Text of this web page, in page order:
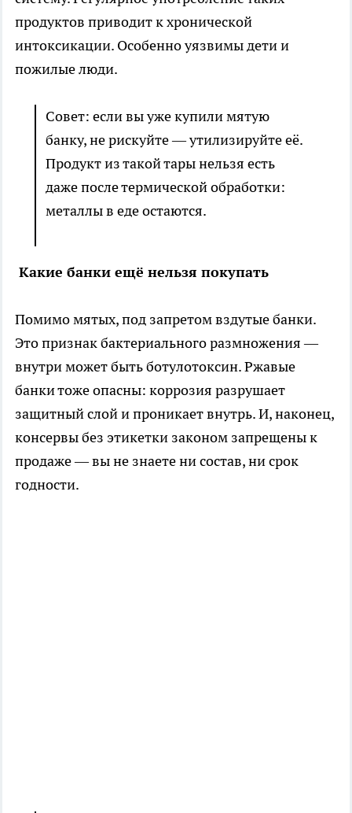
продуктов приводит к хронической
интоксикации. Особенно уязвимы дети и
пожилые люди.
Совет: если вы уже купили мятую
банку, не рискуйте — утилизируйте её.
Продукт из такой тары нельзя есть
даже после термической обработки:
металлы в еде остаются.
Какие банки ещё нельзя покупать
Помимо мятых, под запретом вздутые банки.
Это признак бактериального размножения —
внутри может быть ботулотоксин. Ржавые
банки тоже опасны: коррозия разрушает
защитный слой и проникает внутрь. И, наконец,
консервы без этикетки законом запрещены к
продаже — вы не знаете ни состав, ни срок
годности.